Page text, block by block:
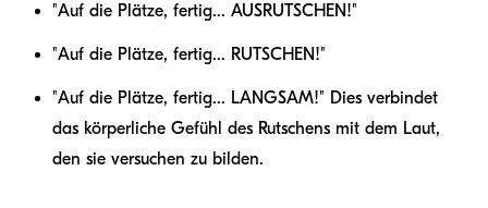
"Auf die Plätze, fertig... AUSRUTSCHEN!"
"Auf die Plätze, fertig... RUTSCHEN!"
"Auf die Plätze, fertig... LANGSAM!" Dies verbindet
das körperliche Gefühl des Rutschens mit dem Laut,
den sie versuchen zu bilden.